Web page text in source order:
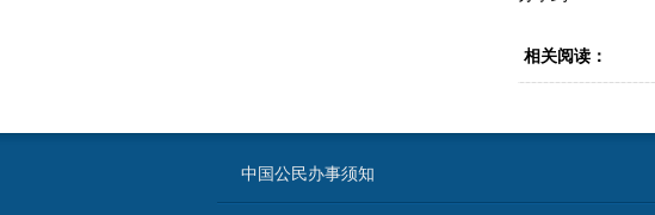
相关阅读：
中国公民办事须知